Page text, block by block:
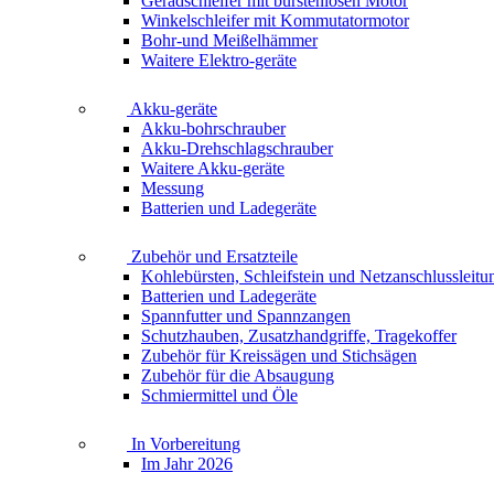
Winkelschleifer mit Kommutatormotor
Bohr-und Meißelhämmer
Waitere Elektro-geräte
Akku-geräte
Akku-bohrschrauber
Akku-Drehschlagschrauber
Waitere Akku-geräte
Messung
Batterien und Ladegeräte
Zubehör und Ersatzteile
Kohlebürsten, Schleifstein und
Batterien und Ladegeräte
Spannfutter und Spannzangen
Schutzhauben, Zusatzhandgriffe, Tragekoffer
Zubehör für Kreissägen und Stichsägen
Zubehör für die Absaugung
Schmiermittel und Öle
In Vorbereitung
Im Jahr 2026